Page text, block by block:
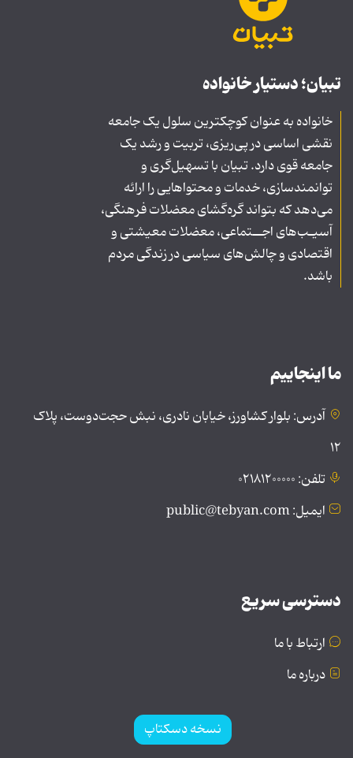
تبیان؛ دستیار خانواده
خانواده به عنوان کوچکترین سلول یک جامعه
نقشی اساسی در پی‌ریزی، تربیت و رشد یک
جامعه قوی دارد. تبیان با تسهیل‌گری و
توانمندسازی، خدمات و محتواهایی را ارائه
می‌دهد که بتواند گره‌گشای معضلات فرهنگی،
آسیـب‌های اجــتماعی، معضلات معیشتی و
اقتصادی و چالش‌های سیاسی در زندگی مردم
باشد.
ما اینجاییم
آدرس: بلوار کشاورز، خیابان نادری، نبش حجت‌دوست، پلاک
۱۲
تلفن: ۰۲۱۸۱۲۰۰۰۰۰
ایمیل: public@tebyan.com
دسترسی سریع
ارتباط با ما
درباره ما
نسخه دسکتاپ